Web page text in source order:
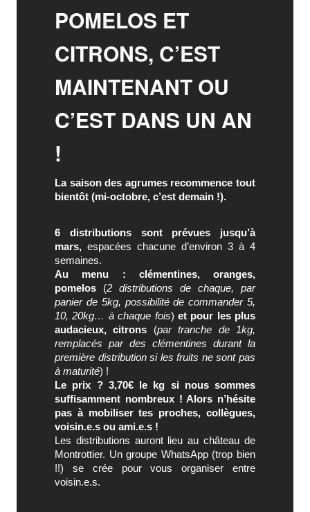
POMELOS ET
CITRONS, C’EST
MAINTENANT OU
C’EST DANS UN AN
!
La saison des agrumes recommence tout
bientôt (mi-octobre, c’est demain !).
6 distributions sont prévues jusqu’à
mars, espacées chacune d’environ 3 à 4
semaines.
Au menu : clémentines, oranges,
pomelos (2 distributions de chaque, par
panier de 5kg, possibilité de commander 5,
10, 20kg… à chaque fois) et pour les plus
audacieux, citrons (par tranche de 1kg,
remplacés par des clémentines durant la
première distribution si les fruits ne sont pas
à maturité) !
Le prix ? 3,70€ le kg si nous sommes
suffisamment nombreux ! Alors n’hésite
pas à mobiliser tes proches, collègues,
voisin.e.s ou ami.e.s !
Les distributions auront lieu au château de
Montrottier. Un groupe WhatsApp (trop bien
!!) se crée pour vous organiser entre
voisin.e.s.